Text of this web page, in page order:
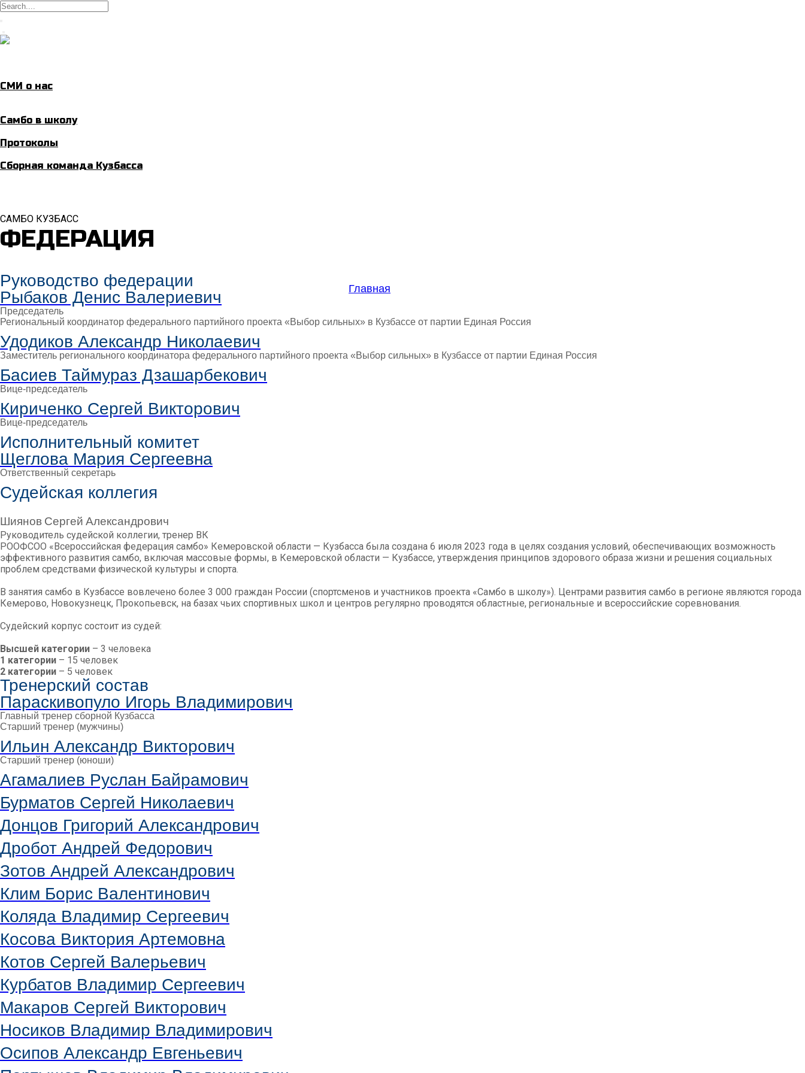
to
Главная
СМИ о нас
Самбо в школу
Протоколы
Сборная команда Кузбасса
САМБО КУЗБАСС
ФЕДЕРАЦИЯ
Руководство федерации
Рыбаков Денис Валериевич
Председатель
Региональный координатор федерального партийного проекта «Выбор сильных» в Кузбассе от партии Единая Россия
Удодиков Александр Николаевич
Заместитель регионального координатора федерального партийного проекта «Выбор сильных» в Кузбассе от партии Единая Россия
Басиев Таймураз Дзашарбекович
Вице-председатель
Кириченко Сергей Викторович
Вице-председатель
Исполнительный комитет
Щеглова Мария Сергеевна
Ответственный секретарь
Судейская коллегия
Шиянов Сергей Александрович
Руководитель судейской коллегии, тренер ВК
РООФСОО «Всероссийская федерация самбо» Кемеровской области — Кузбасса была создана 6 июля 2023 года в целях создания условий, обеспечивающих возможность
эффективного развития самбо, включая массовые формы, в Кемеровской области — Кузбассе, утверждения принципов здорового образа жизни и решения социальных
проблем средствами физической культуры и спорта.
В занятия самбо в Кузбассе вовлечено более 3 000 граждан России (спортсменов и участников проекта «Самбо в школу»). Центрами развития самбо в регионе являются города
Кемерово, Новокузнецк, Прокопьевск, на базах чьих спортивных школ и центров регулярно проводятся областные, региональные и всероссийские соревнования.
Судейский корпус состоит из судей:
Высшей категории – 3 человека
1 категории – 15 человек
2 категории – 5 человек
Тренерский состав
Параскивопуло Игорь Владимирович
Главный тренер сборной Кузбасса
Старший тренер (мужчины)
Ильин Александр Викторович
Старший тренер (юноши)
Агамалиев Руслан Байрамович
Бурматов Сергей Николаевич
Донцов Григорий Александрович
Дробот Андрей Федорович
Зотов Андрей Александрович
Клим Борис Валентинович
Коляда Владимир Сергеевич
Косова Виктория Артемовна
Котов Сергей Валерьевич
Курбатов Владимир Сергеевич
Макаров Сергей Викторович
Носиков Владимир Владимирович
Осипов Александр Евгеньевич